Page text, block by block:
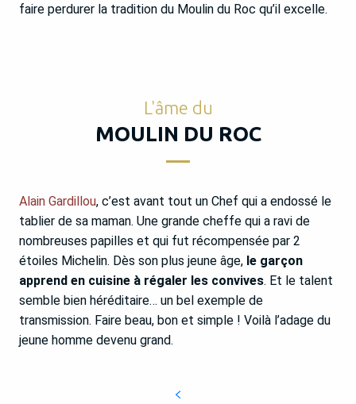
faire perdurer la tradition du Moulin du Roc qu’il excelle.
L'âme du
MOULIN DU ROC
Alain Gardillou, c’est avant tout un Chef qui a endossé le
tablier de sa maman. Une grande cheffe qui a ravi de
nombreuses papilles et qui fut récompensée par 2
étoiles Michelin. Dès son plus jeune âge, le garçon
apprend en cuisine à régaler les convives. Et le talent
semble bien héréditaire… un bel exemple de
transmission. Faire beau, bon et simple ! Voilà l’adage du
jeune homme devenu grand.